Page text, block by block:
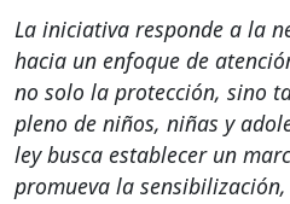
La iniciativa responde a la
hacia un enfoque de
no solo la protección, sino
pleno de niños, niñas y
ley busca establecer un
promueva la